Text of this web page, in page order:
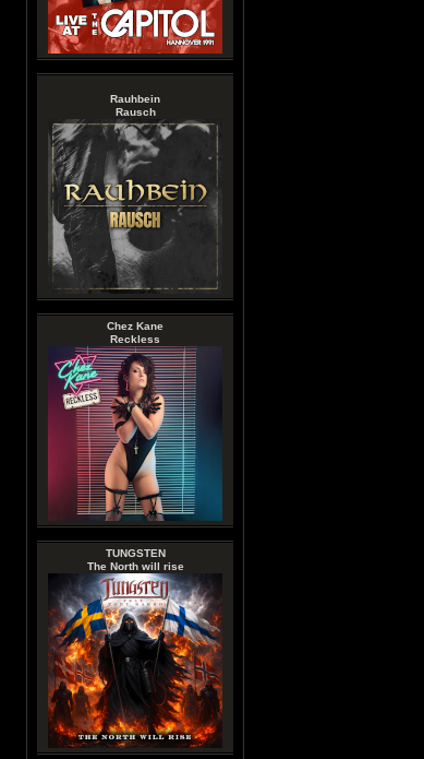
Rauhbein
Rausch
Chez Kane
Reckless
TUNGSTEN
The North will rise